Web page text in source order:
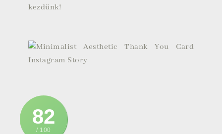
kezdünk!
82
/ 100